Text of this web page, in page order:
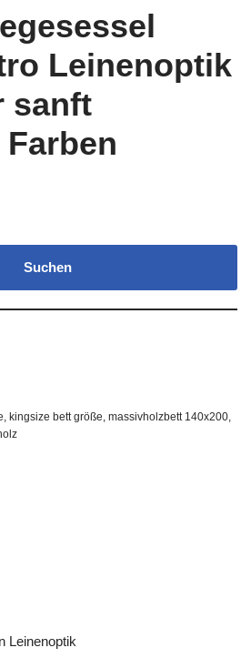
Leinenoptik
sanft
Suchen
, kingsize bett größe, massivholzbett 140x200,
Leinenoptik